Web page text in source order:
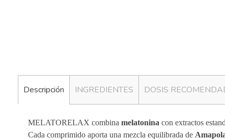
Descripción INGREDIENTES DOSIS
MELATORELAX combina melatonina con extractos
Cada comprimido aporta una mezcla equilibrada de